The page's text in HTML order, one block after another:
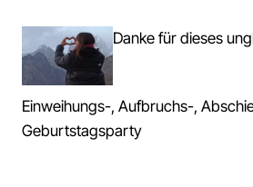
Danke für dieses
Einweihungs-, Aufbruchs-,
Geburtstagsparty